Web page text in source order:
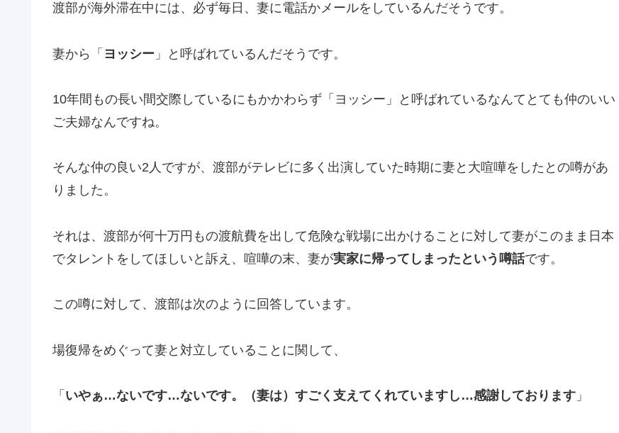
渡部が海外滞在中には、必ず毎日、妻に電話かメールをしているんだそうです。
妻から「 ヨッシー 」と呼ばれているんだそうです。
10年間もの長い間交際しているにもかかわらず「ヨッシー」と呼ばれているなんてとても仲のいい
ご夫婦なんですね。
そんな仲の良い2人ですが、渡部がテレビに多く出演していた時期に妻と大喧嘩をしたとの噂があ
りました。
それは、渡部が何十万円もの渡航費を出して危険な戦場に出かけることに対して妻がこのまま日本
でタレントをしてほしいと訴え、喧嘩の末、妻が実家に帰ってしまったという噂話です。
この噂に対して、渡部は次のように回答しています。
場復帰をめぐって妻と対立していることに関して、
「 いやぁ…ないです…ないです。（妻は）すごく支えてくれていますし…感謝しております 」